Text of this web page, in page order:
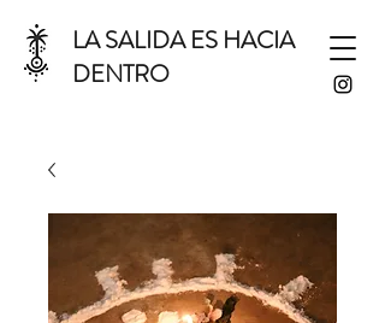
LA SALIDA ES HACIA
DENTRO